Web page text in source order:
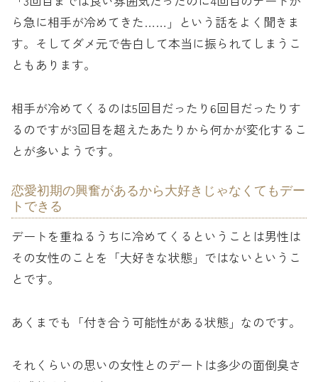
ら急に相手が冷めてきた……」という話をよく聞きま
す。そしてダメ元で告白して本当に振られてしまうこ
ともあります。
相手が冷めてくるのは5回目だったり6回目だったりす
るのですが3回目を超えたあたりから何かが変化するこ
とが多いようです。
恋愛初期の興奮があるから大好きじゃなくてもデー
トできる
デートを重ねるうちに冷めてくるということは男性は
その女性のことを「大好きな状態」ではないというこ
とです。
あくまでも「付き合う可能性がある状態」なのです。
それくらいの思いの女性とのデートは多少の面倒臭さ